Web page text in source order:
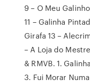
9 – O Meu
11 – Galinha
Girafa 13 –
– A Loja do
& RMVB. 1.
3. Fui Morar